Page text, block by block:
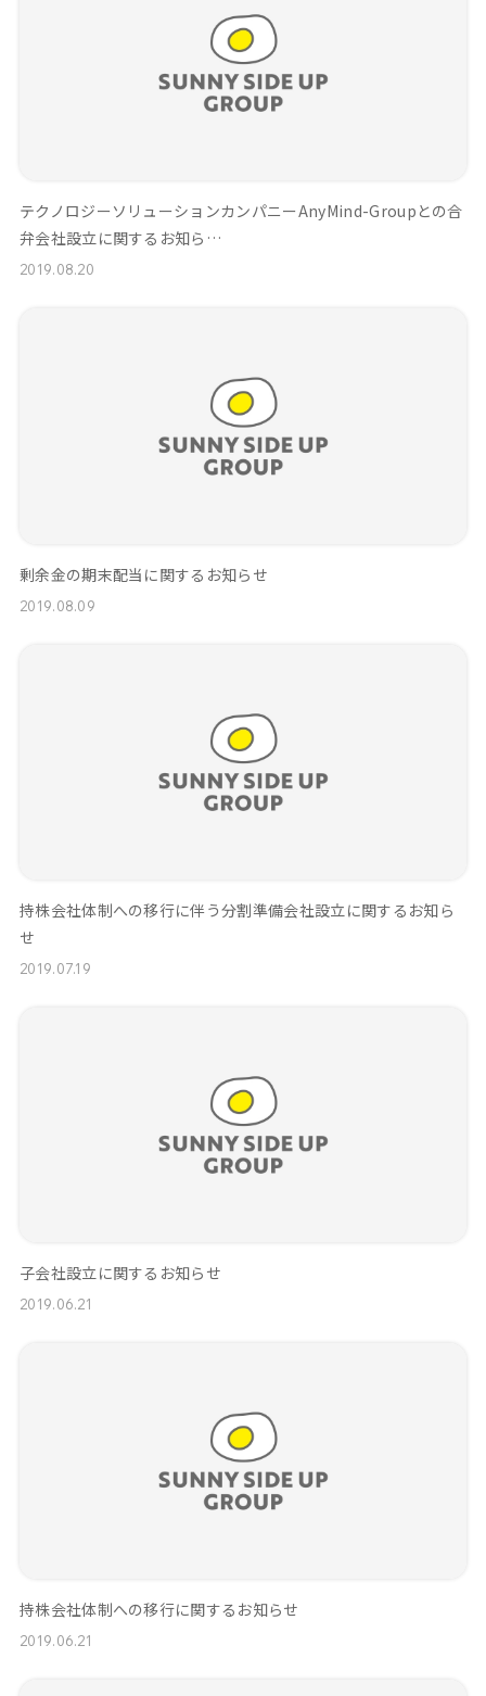
テクノロジーソリューションカンパニーAnyMind-Groupとの合
弁会社設立に関するお知ら…
2019.08.20
剰余金の期末配当に関するお知らせ
2019.08.09
持株会社体制への移行に伴う分割準備会社設立に関するお知ら
せ
2019.07.19
子会社設立に関するお知らせ
2019.06.21
持株会社体制への移行に関するお知らせ
2019.06.21